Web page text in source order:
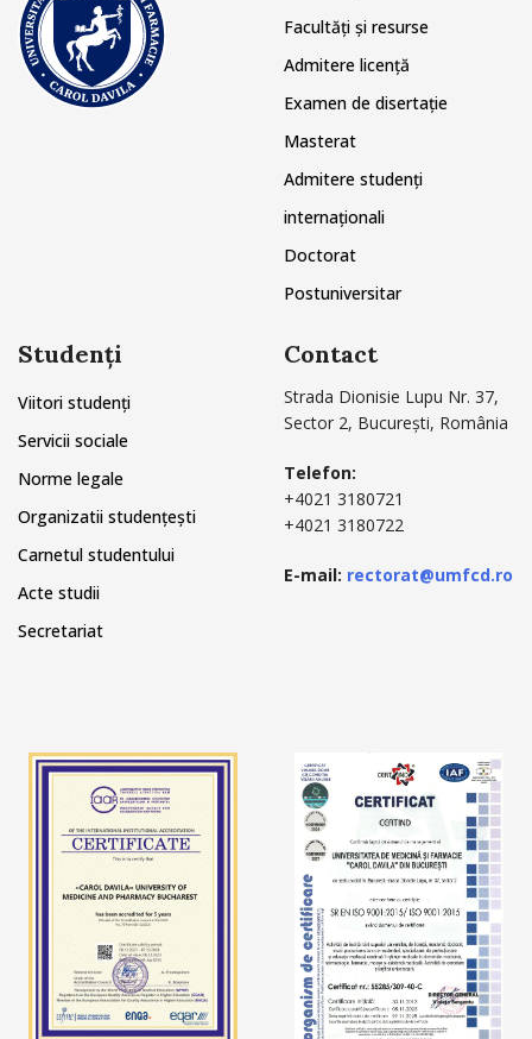
Facultăți și resurse
Admitere licență
Examen de disertație
Masterat
Admitere studenți
internaționali
Doctorat
Postuniversitar
Studenți
Viitori studenți
Servicii sociale
Norme legale
Organizatii studențești
Carnetul studentului
Acte studii
Secretariat
Contact
Strada Dionisie Lupu Nr. 37,
Sector 2, București, România
Telefon:
+4021 3180721
+4021 3180722
E-mail: rectorat@umfcd.ro